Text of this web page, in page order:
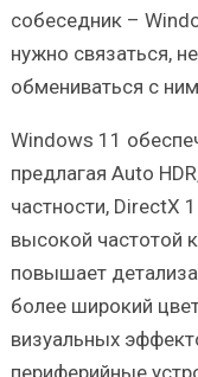
собеседник –
нужно связаться,
обмениваться с
Windows 11
предлагая Auto
частности, DirectX
высокой частотой
повышает
более широкий
визуальных
периферийные